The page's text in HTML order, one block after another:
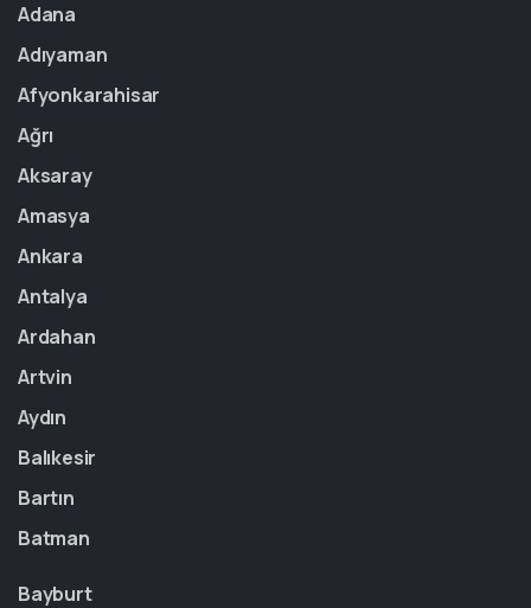
Adana
Adıyaman
Afyonkarahisar
Ağrı
Aksaray
Amasya
Ankara
Antalya
Ardahan
Artvin
Aydın
Balıkesir
Bartın
Batman
Bayburt